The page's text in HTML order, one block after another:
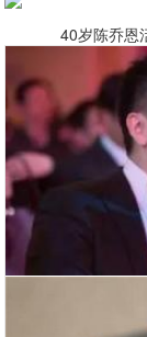
40岁陈乔恩